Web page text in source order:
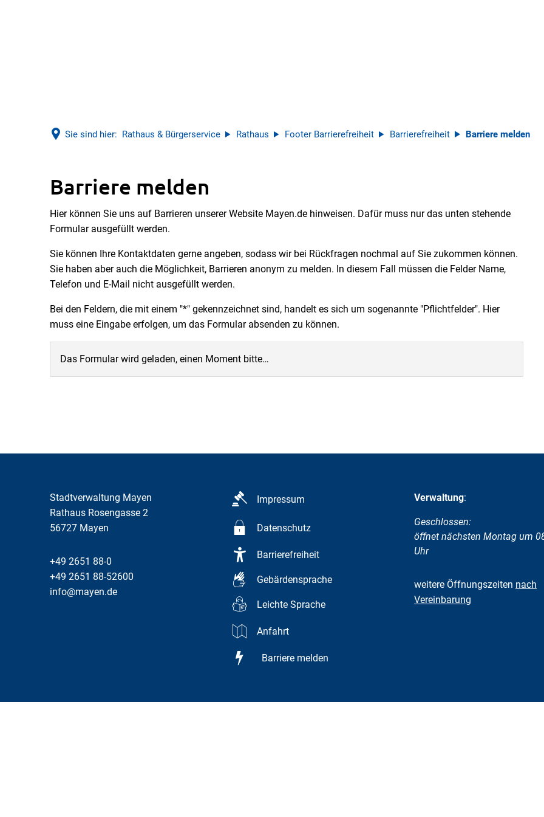
Sie sind hier: Rathaus & Bürgerservice Rathaus Footer Barrierefreiheit Barrierefreiheit Barriere melden
Barriere
melden
Barriere melden
Hier können Sie uns auf Barrieren unserer Website Mayen.de hinweisen. Dafür muss nur das unten stehende
Formular ausgefüllt werden.
Sie können Ihre Kontaktdaten gerne angeben, sodass wir bei Rückfragen nochmal auf Sie zukommen können.
Sie haben aber auch die Möglichkeit, Barrieren anonym zu melden. In diesem Fall müssen die Felder Name,
Telefon und E-Mail nicht ausgefüllt werden.
Bei den Feldern, die mit einem "*" gekennzeichnet sind, handelt es sich um sogenannte "Pflichtfelder". Hier
muss eine Eingabe erfolgen, um das Formular absenden zu können.
Das Formular wird geladen, einen Moment bitte…
Stadtverwaltung Mayen
Rathaus Rosengasse 2
56727 Mayen
+49 2651 88-0
+49 2651 88-52600
info@mayen.de
Impressum
Datenschutz
Barrierefreiheit
Gebärdensprache
Leichte Sprache
Anfahrt
Barriere melden
Verwaltung:
Klicken, um weitere
Geschlossen:
öffnet nächsten Montag um
Uhr
weitere Öffnungszeiten nach
Vereinbarung